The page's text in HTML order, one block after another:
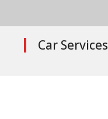
Car Services